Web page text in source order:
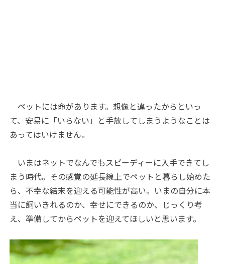
ペットには命があります。想像と違ったからといっ
て、安易に「いらない」と手放してしまうようなことは
あってはいけません。
いまはネットでなんでもスピーディーに入手できてし
まう時代。その感覚の延長線上でペットと暮らし始めた
ら、不幸な結末を迎える可能性が高い。いまの自分に本
当に飼いきれるのか、幸せにできるのか、じっくり考
え、準備してからペットを迎えてほしいと思います。